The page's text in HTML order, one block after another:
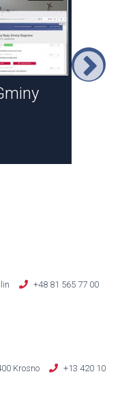
+48 81 565 77 00
Krosno +13 420 10